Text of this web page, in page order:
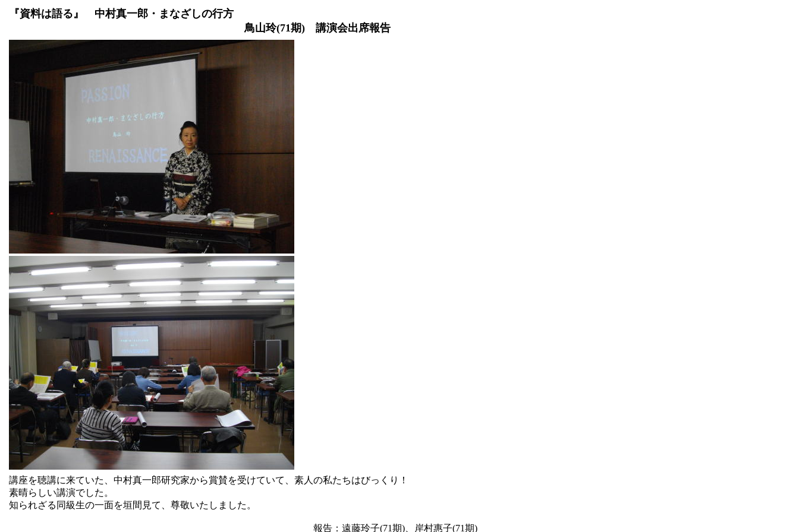
『資料は語る』 中村真一郎・まなざしの行方
鳥山玲(71期) 講演会出席報告
講座を聴講に来ていた、中村真一郎研究家から賞賛を受けていて、素人の私たちはびっくり！
素晴らしい講演でした。
知られざる同級生の一面を垣間見て、尊敬いたしました。
報告：遠藤玲子(71期)、岸村惠子(71期)